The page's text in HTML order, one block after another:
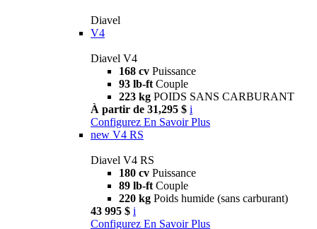
Diavel
V4
Diavel V4
168 cv Puissance
93 lb-ft Couple
223 kg POIDS SANS CARBURANT
À partir de 31,295 $ i
Configurez En Savoir Plus
new V4 RS
Diavel V4 RS
180 cv Puissance
89 lb-ft Couple
220 kg Poids humide (sans carburant)
43 995 $ i
Configurez En Savoir Plus